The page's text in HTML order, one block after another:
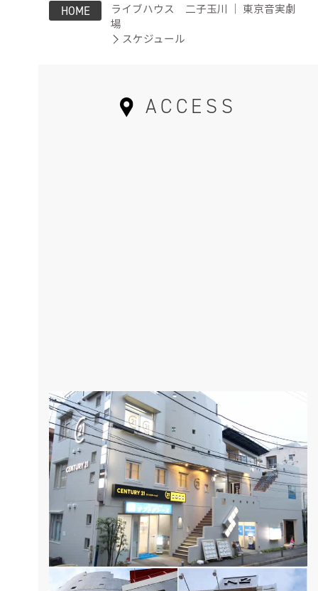
HOME
ライブハウス 二子玉川 ｜ 東京音実劇
場
スケジュール
ACCESS